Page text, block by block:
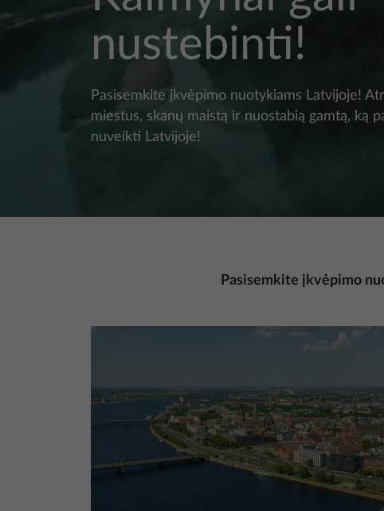
nustebinti!
Pasisemkite įkvėpimo nuotykiams Latvijoje!
miestus, skanų maistą ir nuostabią gamtą, ką
nuveikti Latvijoje!
Pasisemkite įkvėpimo